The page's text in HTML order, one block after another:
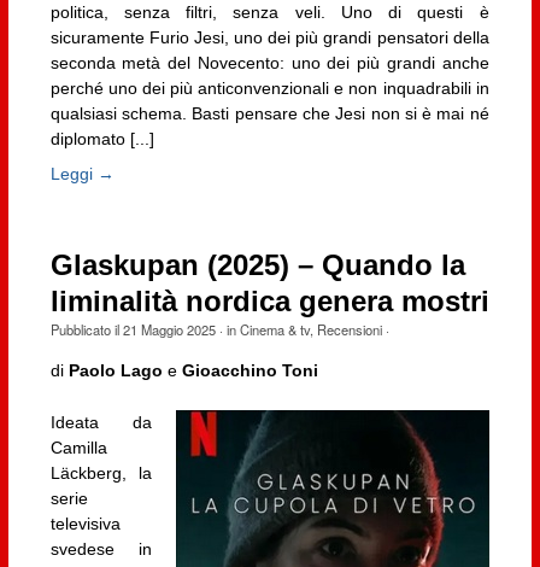
politica, senza filtri, senza veli. Uno di questi è
sicuramente Furio Jesi, uno dei più grandi pensatori della
seconda metà del Novecento: uno dei più grandi anche
perché uno dei più anticonvenzionali e non inquadrabili in
qualsiasi schema. Basti pensare che Jesi non si è mai né
diplomato [...]
Leggi →
Glaskupan (2025) – Quando la
liminalità nordica genera mostri
Pubblicato il21 Maggio 2025· inCinema & tv, Recensioni·
di Paolo Lago eGioacchino Toni
Ideata da
Camilla
Läckberg, la
serie
televisiva
svedese in